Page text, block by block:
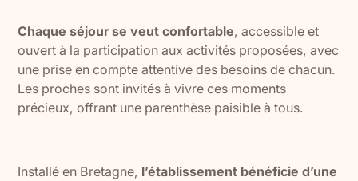
Chaque séjour se veut confortable, accessible et
ouvert à la participation aux activités proposées, avec
une prise en compte attentive des besoins de chacun.
Les proches sont invités à vivre ces moments
précieux, offrant une parenthèse paisible à tous.
Installé en Bretagne, l’établissement bénéficie d’une